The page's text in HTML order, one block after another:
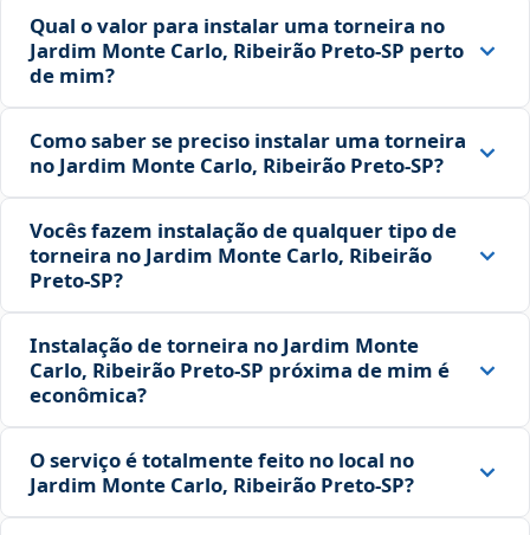
Qual o valor para instalar uma torneira no
Jardim Monte Carlo, Ribeirão Preto‑SP perto
de mim?
Como saber se preciso instalar uma torneira
no Jardim Monte Carlo, Ribeirão Preto‑SP?
Vocês fazem instalação de qualquer tipo de
torneira no Jardim Monte Carlo, Ribeirão
Preto‑SP?
Instalação de torneira no Jardim Monte
Carlo, Ribeirão Preto‑SP próxima de mim é
econômica?
O serviço é totalmente feito no local no
Jardim Monte Carlo, Ribeirão Preto‑SP?